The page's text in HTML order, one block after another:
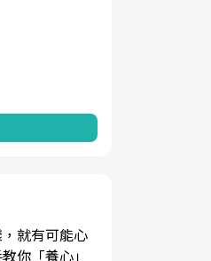
，就有可能心
你「養心」